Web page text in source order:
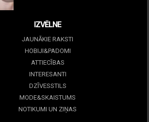
IZVĒLNE
JAUNĀKIE RAKSTI
HOBIJI&PADOMI
ATTIECĪBAS
INTERESANTI
DZĪVESSTILS
MODE&SKAISTUMS
NOTIKUMI UN ZIŅAS